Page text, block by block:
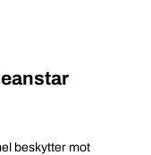
beskytter mot